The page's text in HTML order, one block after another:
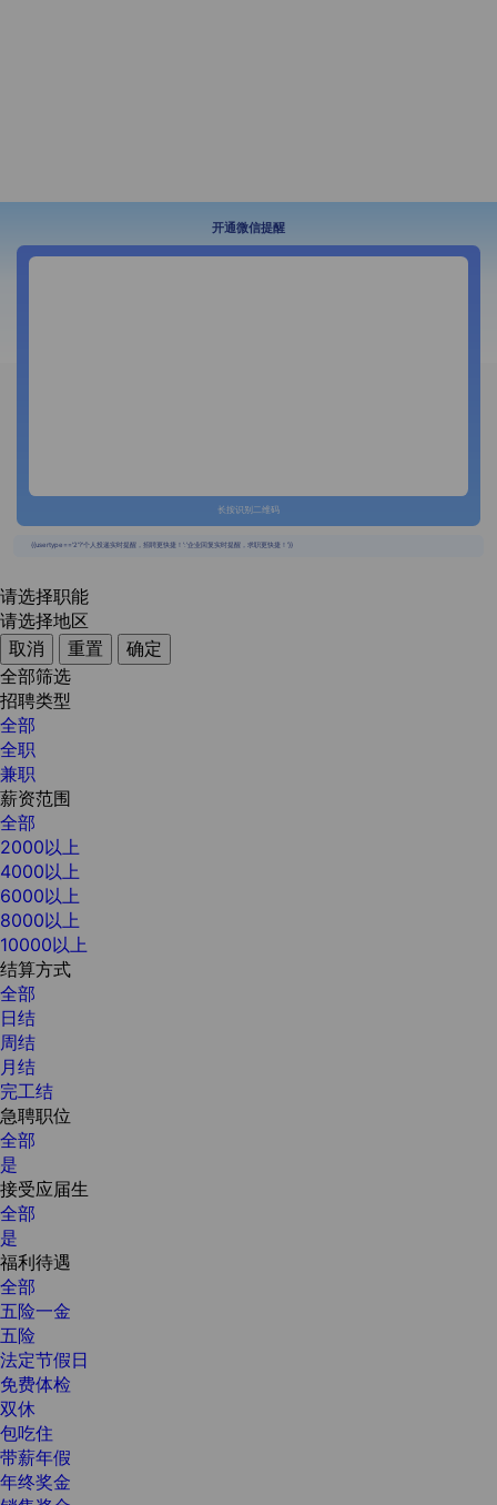
开通微信提醒
长按识别二维码
{{usertype=='2'?'个人投递实时提醒，招聘更快捷！':'企业回复实时提醒，求职更快捷！'}}
请选择职能
请选择地区
取消
重置
确定
全部筛选
招聘类型
全部
全职
兼职
薪资范围
全部
2000以上
4000以上
6000以上
8000以上
10000以上
结算方式
全部
日结
周结
月结
完工结
急聘职位
全部
是
接受应届生
全部
是
福利待遇
全部
五险一金
五险
法定节假日
免费体检
双休
包吃住
带薪年假
年终奖金